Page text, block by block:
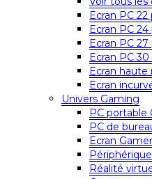
Ecran PC
Ecran PC
Ecran PC
Ecran PC
Ecran haute
Ecran
Univers Gaming
PC portable
PC de
Ecran Gamer
Réalité